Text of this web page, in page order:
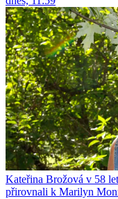
Kateřina Brožová v 58
přirovnali k Marilyn